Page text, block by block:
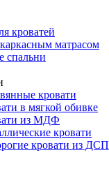
кроватей
матрасом
спальни
кровати
в мягкой обивке
из МДФ
кровати
кровати из ДСП